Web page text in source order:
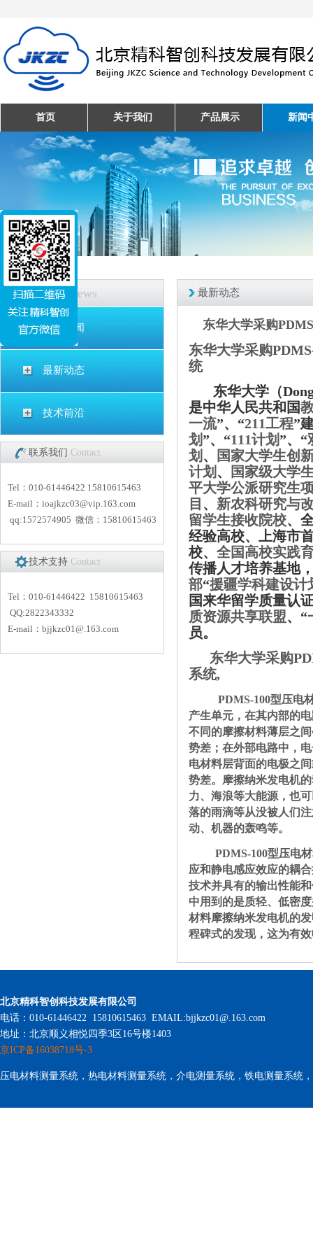
首页 关于我们 产品展示 新闻
新闻中心 News
公司新闻
最新动态
技术前沿
联系我们 Contact
Tel：010-61446422 15810615463
E-mail： ioajkzc03@vip.163.com
qq:1572574905 微信：15810615463
技术支持 Contact
Tel：010-61446422 15810615463
QQ:2822343332
E-mail： bjjkzc01@.163.com
最新动态
东华大学采购
东华大学采购
统
东华大学（
是中华人民共和国
一流”、“211工程”
划”、“111计划”、“
划 、
国家大学生创
计划 、
国家级大学
平大学公派研究生
目 、 新农科研究与
留学生接收院校、
经验高校、上海市
校、 全国高校实践
传播人才培养基地
部“援疆学科建设计
国来华留学质量认
质资源共享联盟、“
员。
东华大学采购
系统,
PDMS-100型压电
产生单元，在其内部的
不同的摩擦材料薄层之
势差；在外部电路中，
电材料层背面的电极之
势差。摩擦纳米发电机
力、海浪等大能源，也
落的雨滴等从没被人们
动、机器的轰鸣等。
PDMS-100型压电
应和静电感应效应的耦
技术并具有的输出性能
中用到的是质轻、低密
材料摩擦纳米发电机的
程碑式的发现，这为有
北京精科智创科技发展有限公司
电话：010-61446422 15810615463 EMAIL:bjjkzc01@.163.com
地址：北京顺义相悦四季3区16号楼1403
京ICP备16038718号-3
压电材料测量系统，热电材料测量系统，介电测量系统，铁电测量系统